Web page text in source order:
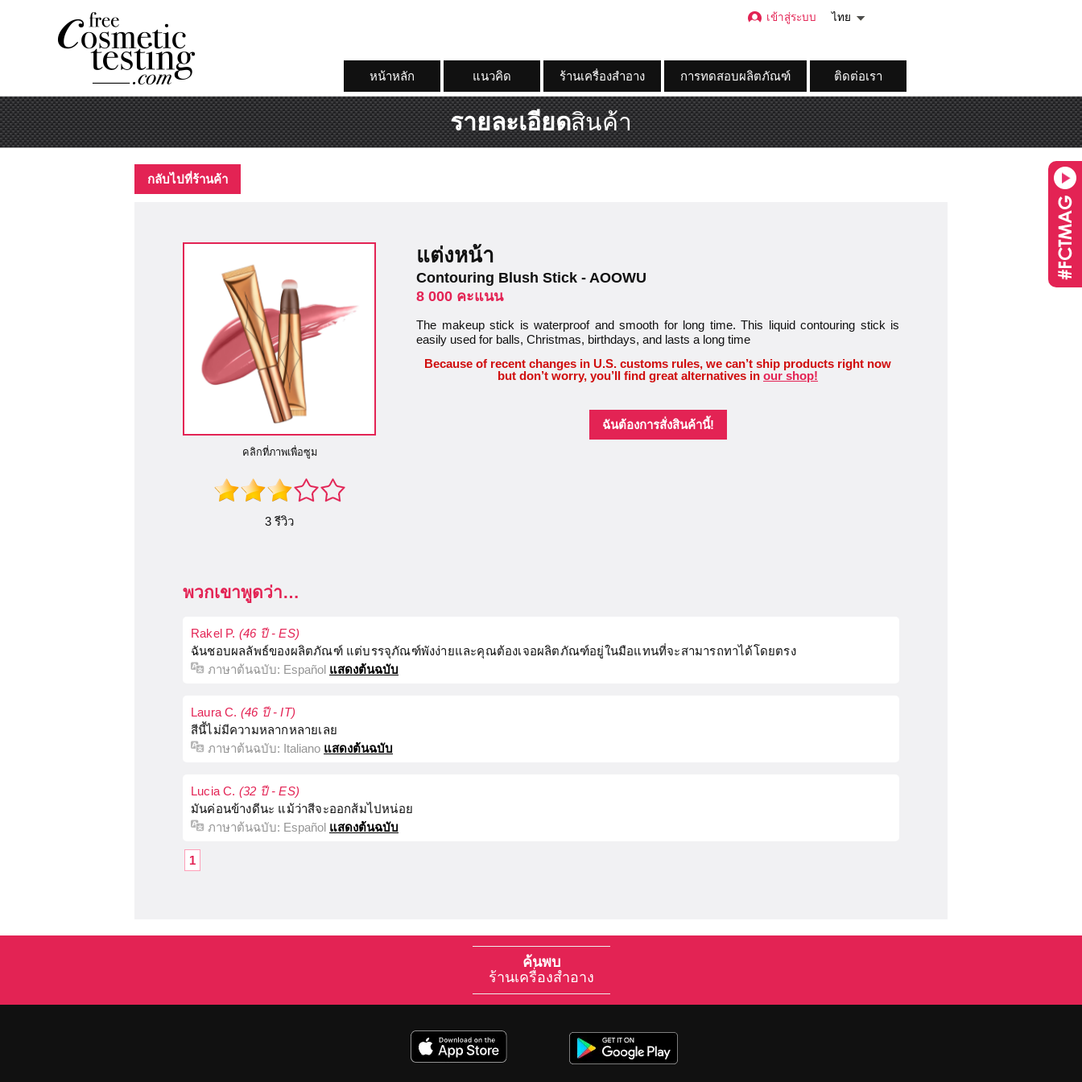
หน้าหลัก แนวคิด ร้านเครื่องสำอาง การทดสอบผลิตภัณฑ์ ติดต่อเรา
เข้าสู่ระบบ ไทย
รายละเอียดสินค้า
กลับไปที่ร้านค้า
คลิกที่ภาพเพื่อซูม
3 รีวิว
แต่งหน้า
Contouring Blush Stick - AOOWU
8 000 คะแนน
The makeup stick is waterproof and smooth for long time. This liquid contouring stick is
easily used for balls, Christmas, birthdays, and lasts a long time
Because of recent changes in U.S. customs rules, we can’t ship products right now
but don’t worry, you’ll find great alternatives in our shop!
ฉันต้องการสั่งสินค้านี้!
พวกเขาพูดว่า…
Rakel P. (46 ปี - ES)
ฉันชอบผลลัพธ์ของผลิตภัณฑ์ แต่บรรจุภัณฑ์พังง่ายและคุณต้องเจอผลิตภัณฑ์อยู่ในมือแทนที่จะสามารถทาได้โดยตรง
ภาษาต้นฉบับ: Español แสดงต้นฉบับ
Laura C. (46 ปี - IT)
สีนี้ไม่มีความหลากหลายเลย
ภาษาต้นฉบับ: Italiano แสดงต้นฉบับ
Lucia C. (32 ปี - ES)
มันค่อนข้างดีนะ แม้ว่าสีจะออกส้มไปหน่อย
ภาษาต้นฉบับ: Español แสดงต้นฉบับ
1
ค้นพบ
ร้านเครื่องสำอาง